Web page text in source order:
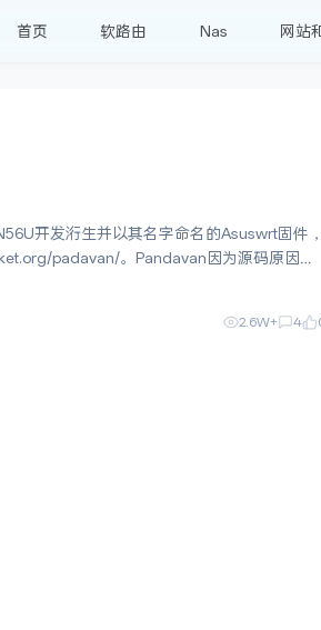
首页 软路由 Nas 网站
开发洐生并以其名字命名的Asuswrt固件，
padavan/。Pandavan因为源码原因基
2.6W+ 4